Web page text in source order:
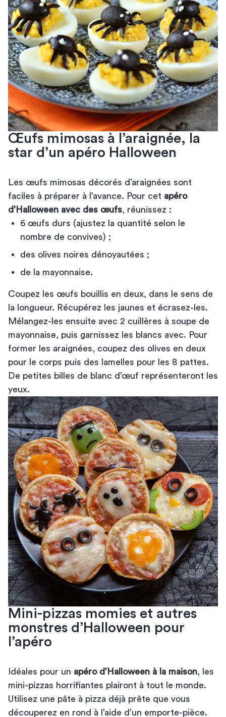
Œufs mimosas à l’araignée, la
star d’un apéro Halloween
Les œufs mimosas décorés d’araignées sont
faciles à préparer à l’avance. Pour cet apéro
d’Halloween avec des œufs , réunissez :
6 œufs durs (ajustez la quantité selon le
nombre de convives) ;
des olives noires dénoyautées ;
de la mayonnaise.
Coupez les œufs bouillis en deux, dans le sens de
la longueur. Récupérez les jaunes et écrasez-les.
Mélangez-les ensuite avec 2 cuillères à soupe de
mayonnaise, puis garnissez les blancs avec. Pour
former les araignées, coupez des olives en deux
pour le corps puis des lamelles pour les 8 pattes.
De petites billes de blanc d’œuf représenteront les
yeux.
Mini-pizzas momies et autres
monstres d’Halloween pour
l’apéro
Idéales pour un apéro d’Halloween à la maison , les
mini-pizzas horrifiantes plairont à tout le monde.
Utilisez une pâte à pizza déjà prête que vous
découperez en rond à l’aide d’un emporte-pièce.